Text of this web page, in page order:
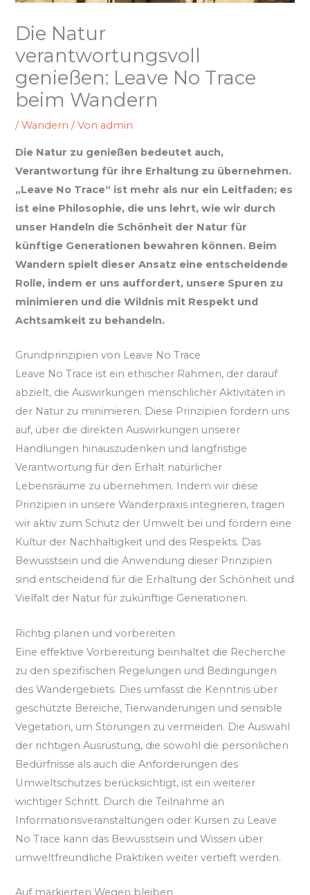
Die Natur
verantwortungsvoll
genießen: Leave No Trace
beim Wandern
/Wandern / Von admin
Die Natur zu genießen bedeutet auch,
Verantwortung für ihre Erhaltung zu übernehmen.
„Leave No Trace“ ist mehr als nur ein Leitfaden; es
ist eine Philosophie, die uns lehrt, wie wir durch
unser Handeln die Schönheit der Natur für
künftige Generationen bewahren können. Beim
Wandern spielt dieser Ansatz eine entscheidende
Rolle, indem er uns auffordert, unsere Spuren zu
minimieren und die Wildnis mit Respekt und
Achtsamkeit zu behandeln.
Grundprinzipien von Leave No Trace
Leave No Trace ist ein ethischer Rahmen, der darauf
abzielt, die Auswirkungen menschlicher Aktivitäten in
der Natur zu minimieren. Diese Prinzipien fordern uns
auf, über die direkten Auswirkungen unserer
Handlungen hinauszudenken und langfristige
Verantwortung für den Erhalt natürlicher
Lebensräume zu übernehmen. Indem wir diese
Prinzipien in unsere Wanderpraxis integrieren, tragen
wir aktiv zum Schutz der Umwelt bei und fördern eine
Kultur der Nachhaltigkeit und des Respekts. Das
Bewusstsein und die Anwendung dieser Prinzipien
sind entscheidend für die Erhaltung der Schönheit und
Vielfalt der Natur für zukünftige Generationen.
Richtig planen und vorbereiten
Eine effektive Vorbereitung beinhaltet die Recherche
zu den spezifischen Regelungen und Bedingungen
des Wandergebiets. Dies umfasst die Kenntnis über
geschützte Bereiche, Tierwanderungen und sensible
Vegetation, um Störungen zu vermeiden. Die Auswahl
der richtigen Ausrüstung, die sowohl die persönlichen
Bedürfnisse als auch die Anforderungen des
Umweltschutzes berücksichtigt, ist ein weiterer
wichtiger Schritt. Durch die Teilnahme an
Informationsveranstaltungen oder Kursen zu Leave
No Trace kann das Bewusstsein und Wissen über
umweltfreundliche Praktiken weiter vertieft werden.
Auf markierten Wegen bleiben